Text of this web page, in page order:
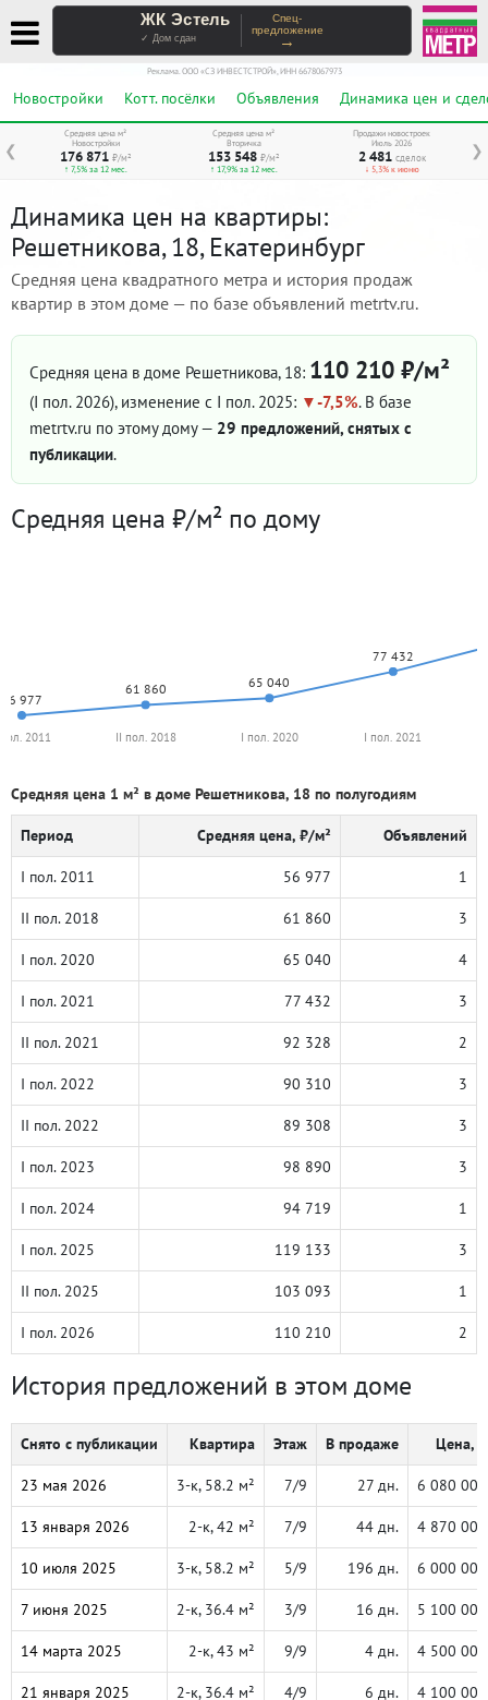
ЖК Эстель
✓ Дом сдан
Спец-
предложение
→
Реклама. ООО «СЗ ИНВЕСТСТРОЙ», ИНН 6678067973
Новостройки Котт. посёлки Объявления Динамика цен и
❮ ❯
Средняя цена м²
Новостройки
176 871 ₽/м²
↑ 7,5% за 12 мес.
Средняя цена м²
Вторичка
153 548 ₽/м²
↑ 17,9% за 12 мес.
Продажи новостроек
Июль 2026
2 481 сделок
↓ 5,3% к июню
Динамика цен на квартиры:
Решетникова, 18, Екатеринбург
Средняя цена квадратного метра и история продаж
квартир в этом доме — по базе объявлений metrtv.ru.
Средняя цена в доме Решетникова, 18: 110 210 ₽/м²
(I пол. 2026), изменение с I пол. 2025: -7,5%. В базе
metrtv.ru по этому дому — 29 предложений, снятых с
публикации.
Средняя цена ₽/м² по дому
56 977
61 860 65 040
77 432
2011 II пол. 2018 I пол. 2020 I пол. 2021
Средняя цена 1 м² в доме Решетникова, 18 по полугодиям
Период Средняя цена, ₽/м² Объявлений
I пол. 2011 56 977 1
II пол. 2018 61 860 3
I пол. 2020 65 040 4
I пол. 2021 77 432 3
II пол. 2021 92 328 2
I пол. 2022 90 310 3
II пол. 2022 89 308 3
I пол. 2023 98 890 3
I пол. 2024 94 719 1
I пол. 2025 119 133 3
II пол. 2025 103 093 1
I пол. 2026 110 210 2
История предложений в этом доме
Снято с публикации Квартира Этаж В продаже Цена, ₽
23 мая 2026 3-к, 58.2 м² 7/9 27 дн. 6 080 000
13 января 2026 2-к, 42 м² 7/9 44 дн. 4 870 000
10 июля 2025 3-к, 58.2 м² 5/9 196 дн. 6 000 000
7 июня 2025 2-к, 36.4 м² 3/9 16 дн. 5 100 000
14 марта 2025 2-к, 43 м² 9/9 4 дн. 4 500 000
21 января 2025 2-к, 36.4 м² 4/9 6 дн. 4 100 000